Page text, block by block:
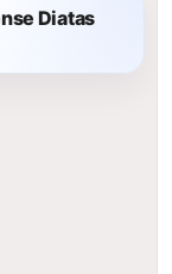
Diatas